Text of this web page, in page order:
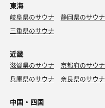
東海
岐阜県のサウナ 静岡県のサウナ
三重県のサウナ
近畿
滋賀県のサウナ 京都府のサウナ
兵庫県のサウナ
奈良県のサウナ
中国・四国